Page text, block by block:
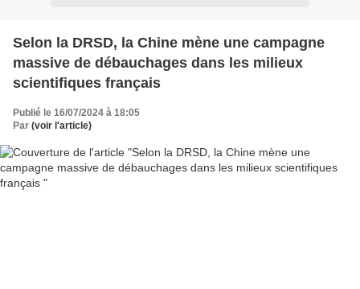
Selon la DRSD, la Chine mène une campagne
massive de débauchages dans les milieux
scientifiques français
Publié le 16/07/2024 à 18:05
Par (voir l'article)